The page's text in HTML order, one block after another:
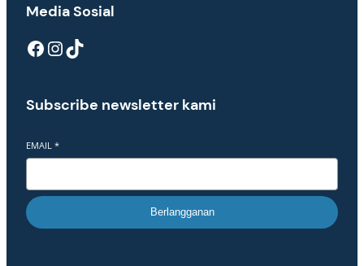
Media Sosial
Facebook InstagramTikTok
Subscribe newsletter kami
EMAIL *
Berlangganan